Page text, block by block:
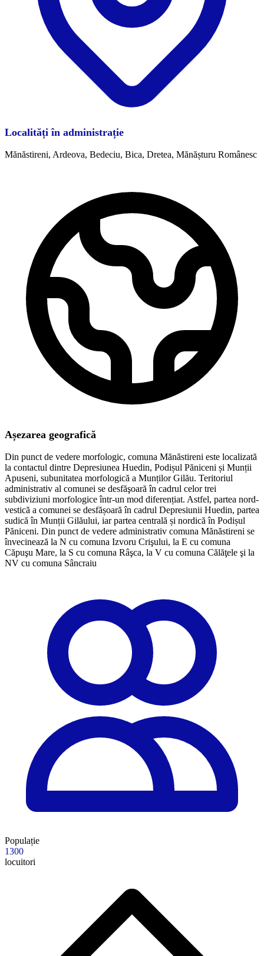
Localități în administrație
Mănăstireni, Ardeova, Bedeciu, Bica, Dretea, Mănășturu Românesc
Așezarea geografică
Din punct de vedere morfologic, comuna Mănăstireni este localizată
la contactul dintre Depresiunea Huedin, Podișul Păniceni și Munții
Apuseni, subunitatea morfologică a Munților Gilău. Teritoriul
administrativ al comunei se desfăşoară în cadrul celor trei
subdiviziuni morfologice într-un mod diferențiat. Astfel, partea nord-
vestică a comunei se desfășoară în cadrul Depresiunii Huedin, partea
sudică în Munții Gilăului, iar partea centrală și nordică în Podișul
Păniceni. Din punct de vedere administrativ comuna Mănăstireni se
învecinează la N cu comuna Izvoru Crişului, la E cu comuna
Căpuşu Mare, la S cu comuna Râşca, la V cu comuna Călăţele şi la
NV cu comuna Sâncraiu
Populație
1300
locuitori